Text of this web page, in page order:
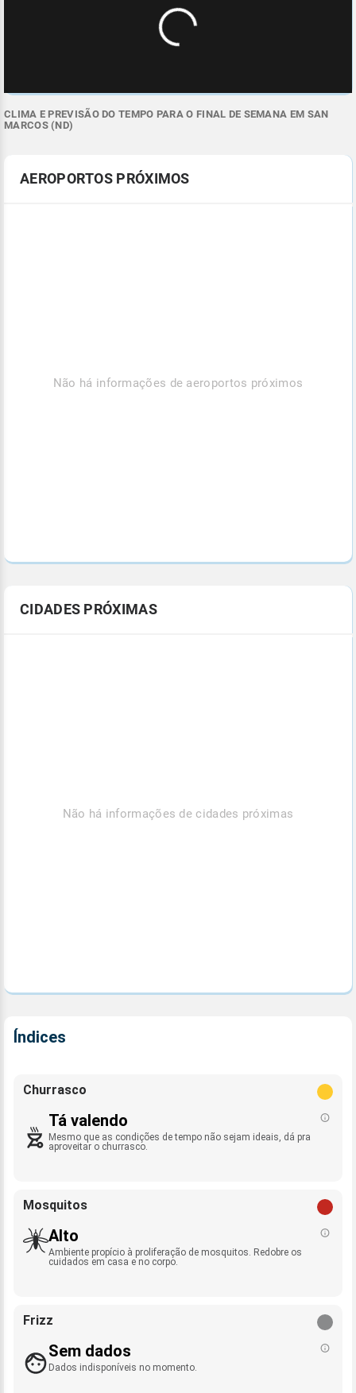
CLIMA E PREVISÃO DO TEMPO PARA O FINAL DE SEMANA EM SAN
MARCOS (ND)
AEROPORTOS PRÓXIMOS
Não há informações de aeroportos próximos
CIDADES PRÓXIMAS
Não há informações de cidades próximas
Índices
Churrasco
Tá valendo
Mesmo que as condições de tempo não sejam ideais, dá pra
aproveitar o churrasco.
Mosquitos
Alto
Ambiente propício à proliferação de mosquitos. Redobre os
cuidados em casa e no corpo.
Frizz
Sem dados
Dados indisponíveis no momento.